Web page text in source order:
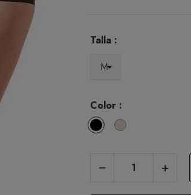
Talla :
Color :
Black Dune